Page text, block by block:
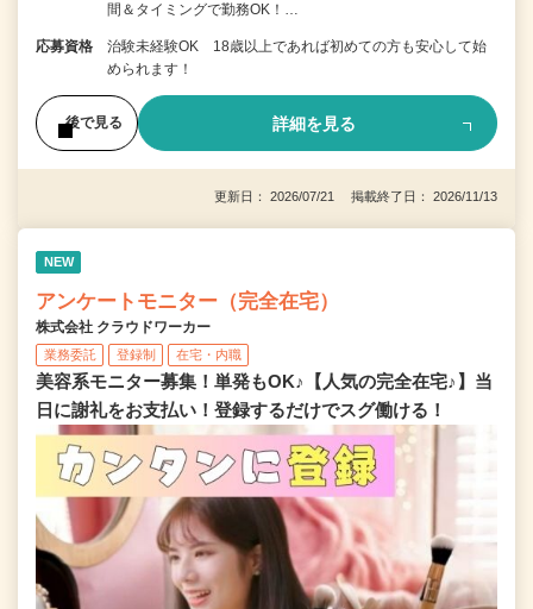
間＆タイミングで勤務OK！…
応募資格
治験未経験OK 18歳以上であれば初めての方も安心して始
められます！
後で見る 詳細を見る
更新日： 2026/07/21 掲載終了日： 2026/11/13
NEW
アンケートモニター（完全在宅）
株式会社 クラウドワーカー
業務委託 登録制 在宅・内職
美容系モニター募集！単発もOK♪【人気の完全在宅♪】当
日に謝礼をお支払い！登録するだけでスグ働ける！